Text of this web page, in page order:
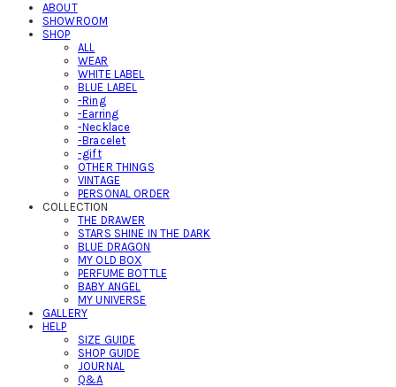
ABOUT
SHOWROOM
SHOP
ALL
WEAR
WHITE LABEL
BLUE LABEL
-Ring
-Earring
-Necklace
-Bracelet
-gift
OTHER THINGS
VINTAGE
PERSONAL ORDER
COLLECTION
THE DRAWER
STARS SHINE IN THE DARK
BLUE DRAGON
MY OLD BOX
PERFUME BOTTLE
BABY ANGEL
MY UNIVERSE
GALLERY
HELP
SIZE GUIDE
SHOP GUIDE
JOURNAL
Q&A